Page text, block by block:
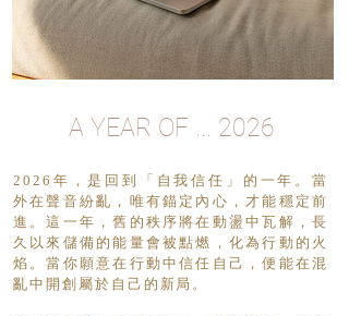
A YEAR OF ... 2026
2026年，是回到「自我信任」的一年。當
外在聲音紛亂，唯有錨定內心，才能穩定前
進。這一年，舊的秩序將在動盪中瓦解，長
久以來儲備的能量會被點燃，化為行動的火
焰。當你願意在行動中信任自己，便能在混
亂中開創屬於自己的新局。